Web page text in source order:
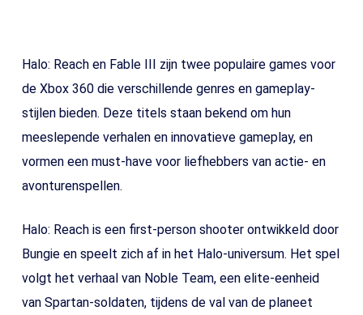
Halo: Reach en Fable III zijn twee populaire games voor
de Xbox 360 die verschillende genres en gameplay-
stijlen bieden. Deze titels staan bekend om hun
meeslepende verhalen en innovatieve gameplay, en
vormen een must-have voor liefhebbers van actie- en
avonturenspellen.
Halo: Reach is een first-person shooter ontwikkeld door
Bungie en speelt zich af in het Halo-universum. Het spel
volgt het verhaal van Noble Team, een elite-eenheid
van Spartan-soldaten, tijdens de val van de planeet